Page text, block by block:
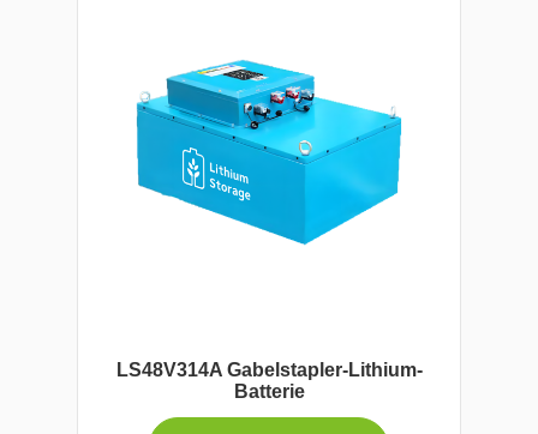
LS48V314A Gabelstapler-Lithium-
Batterie